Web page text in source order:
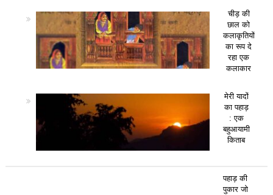
चीड़ की
छाल को
कलाकृतियों
का रूप दे
रहा एक
कलाकार
मेरी यादों
का पहाड़
: एक
बहुआयामी
किताब
पहाड़ की
पुकार जो